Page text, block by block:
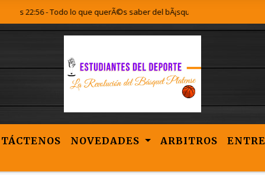
- Todo lo que querÃ©s saber del bÃ¡squet Platense lo encontrÃ¡s acÃ¡.
NOVEDADES ARBITROS